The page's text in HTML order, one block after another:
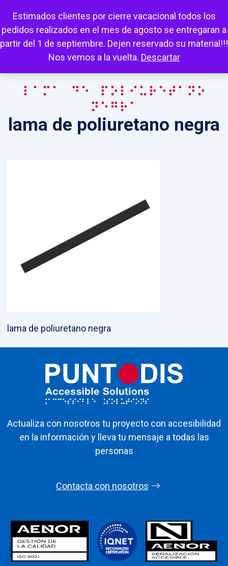
Estimados clientes por cierre vacacional todos los
pedidos realizados en el mes de agosto se entregaran a
partir del 1 de septiembre. Dejen reservado su material!!!
Nos vemos a la vuelta. Descartar
Mi cuenta Carrito Favoritos Escuchar
lama de poliuretano
negra
lama de poliuretano negra
lama de poliuretano negra
Actualiza con nosotros tu proyecto con accesibilidad
en la información y lleva tu mensaje a todas las
personas
Contacta con nosotros